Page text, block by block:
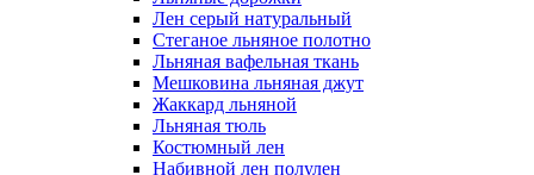
Лен серый натуральный
Стеганое льняное полотно
Льняная вафельная ткань
Мешковина льняная джут
Жаккард льняной
Льняная тюль
Костюмный лен
Набивной лен полулен